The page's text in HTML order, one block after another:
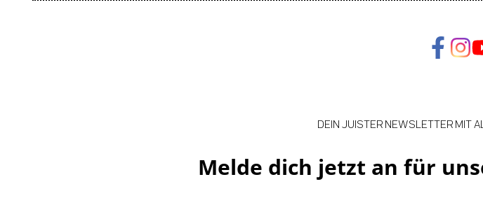
Melde dich jetzt an für
DEIN JUISTER NEWSLETTER MIT